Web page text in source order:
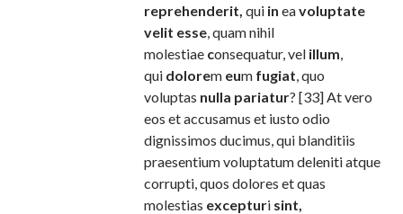
reprehenderit, qui in eavoluptate
velit esse , quam nihil
molestiae consequatur, vel illum
qui dolorem eum fugiat , quo
voluptas nulla pariatur? [33] At vero
eos et accusamus et iusto odio
dignissimos ducimus, qui blanditiis
praesentium voluptatum deleniti atque
corrupti, quos dolores et quas
molestias excepturi sint,